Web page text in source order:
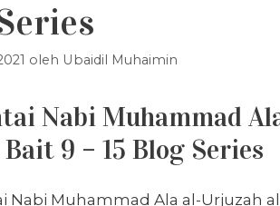
oleh Ubaidil Muhaimin
Nabi Muhammad
Bait 9 – 15 Blog Series